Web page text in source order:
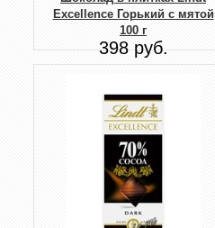
Excellence Горький с мятой
100 г
398 руб.